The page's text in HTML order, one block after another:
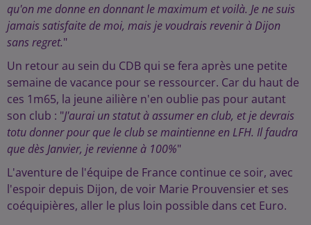
qu'on me donne en donnant le maximum et voilà. Je ne suis
jamais satisfaite de moi, mais je voudrais revenir à Dijon
sans regret."
Un retour au sein du CDB qui se fera après une petite
semaine de vacance pour se ressourcer. Car du haut de
ces 1m65, la jeune ailière n'en oublie pas pour autant
son club : "J'aurai un statut à assumer en club, et je devrais
totu donner pour que le club se maintienne en LFH. Il faudra
que dès Janvier, je revienne à 100%"
L'aventure de l'équipe de France continue ce soir, avec
l'espoir depuis Dijon, de voir Marie Prouvensier et ses
coéquipières, aller le plus loin possible dans cet Euro.